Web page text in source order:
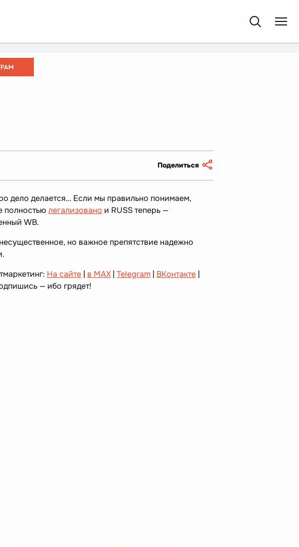
Поделиться
дело делается… Если мы правильно понимаем,
полностью легализовано и RUSS теперь —
WB.
но важное препятствие надежно
На сайте | в MAX | Telegram | ВКонтакте |
— ибо грядет!